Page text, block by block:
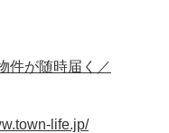
件が随時届く／
life.jp/